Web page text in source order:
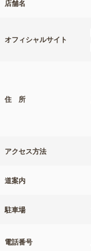
店舗名
オフィシャルサイト
住 所
アクセス方法
道案内
駐車場
電話番号